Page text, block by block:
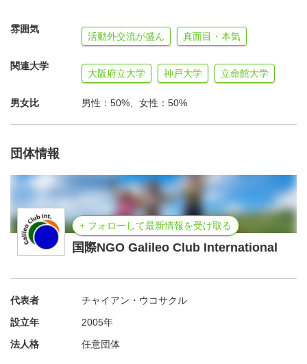
たいあなたへ・・・！毎日をフツーに過ごしているだけで
は、世の中わからないことだらけ。世の中探検隊は、日々
実際の社会にドカンと飛び込んでいきます！！自分一人で
は決して知ることができない世界を、一緒に冒険しません
か？【活動例】裁判の傍聴、有機農業や鶏の解体体験、地
球儀の上の線を歩く、アジア・アフリカ勉強会 などな
くイベント速報■━━━━━━━━━━━━━━━━━国
際NGOお仕事サポート隊募集詳細・申込→年春 心を磨
くタイスタディツアー一生モノの笑顔に出会う！詳細・申
込→■ セミナーキャンセルについてキャンセルの場合は
なるべく早くご連絡下さい。下記キャンセル料をお願いし
ます。前日、当日 参加費の８０％無断キャンセル
なります。（ただし、学生証のコピーを、郵送またはメー
ろしく、ご協力ください。
雰囲気
活動外交流が盛ん 真面目・本気
関連大学
大阪府立大学 神戸大学 立命館大学
男女比 男性：50%、女性：50%
団体情報
+ フォローして最新情報を受け取る
国際NGO Galileo Club International
代表者
チャイアン・ウコサクル
設立年
2005年
法人格
任意団体